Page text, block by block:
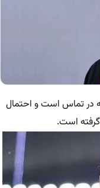
در تماس است و احتمال
گرفته است.